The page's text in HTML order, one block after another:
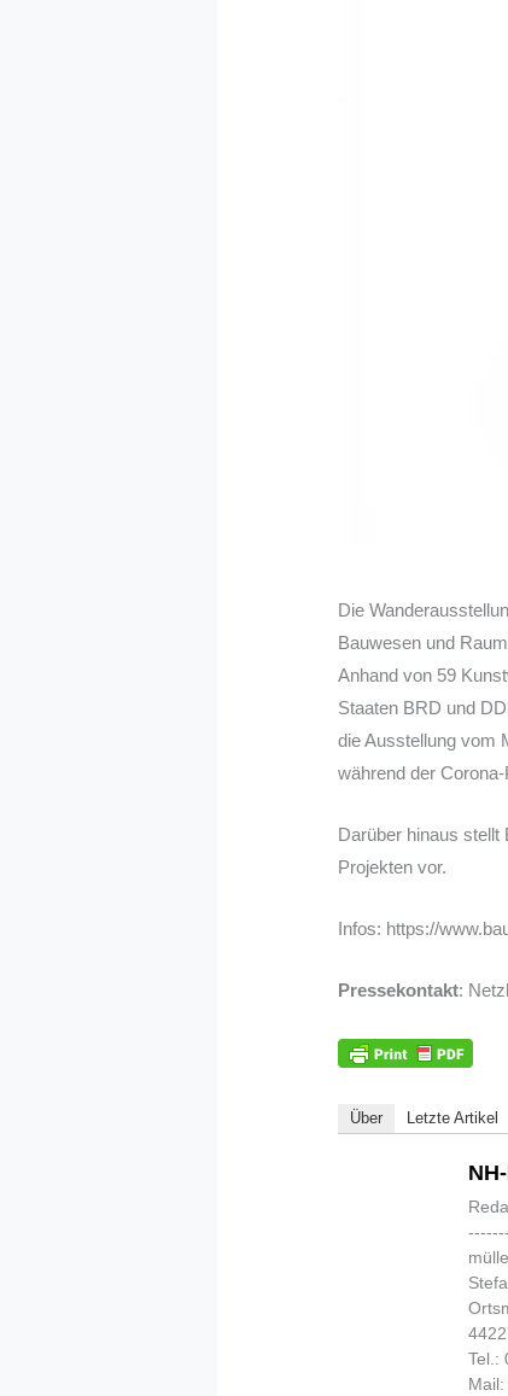
Die
Bauwesen und
Anhand von 59
Staaten BRD und
die Ausstellung vom
während der
Darüber hinaus
Projekten vor.
Infos: https://
Pressekontakt:
Über Letzte Artikel
Tel.: